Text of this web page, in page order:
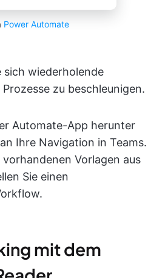
Power Automate
sich wiederholende
zu beschleunigen.
Automate-App herunter
Ihre Navigation in Teams.
Vorlagen aus
Sie einen
mit dem